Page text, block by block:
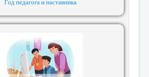
Год педагога и наставника